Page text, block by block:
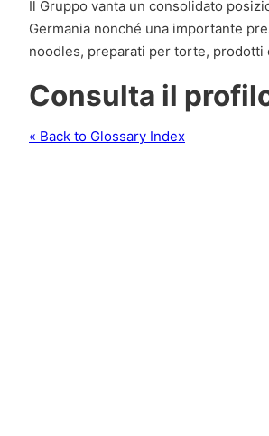
Il Gruppo vanta un consolidato
Germania nonché una importante
noodles, preparati per torte,
Consulta il
« Back to Glossary Index